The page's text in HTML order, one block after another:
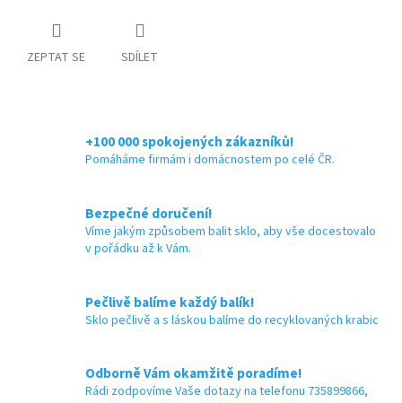
ZEPTAT SE SDÍLET
+100 000 spokojených zákazníků!
Pomáháme firmám i domácnostem po celé ČR.
Bezpečné doručení!
Víme jakým způsobem balit sklo, aby vše docestovalo
v pořádku až k Vám.
Pečlivě balíme každý balík!
Sklo pečlivě a s láskou balíme do recyklovaných krabic
Odborně Vám okamžitě poradíme!
Rádi zodpovíme Vaše dotazy na telefonu 735899866,